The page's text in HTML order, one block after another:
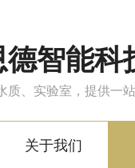
德智能科
质、实验室，提供一
关于我们